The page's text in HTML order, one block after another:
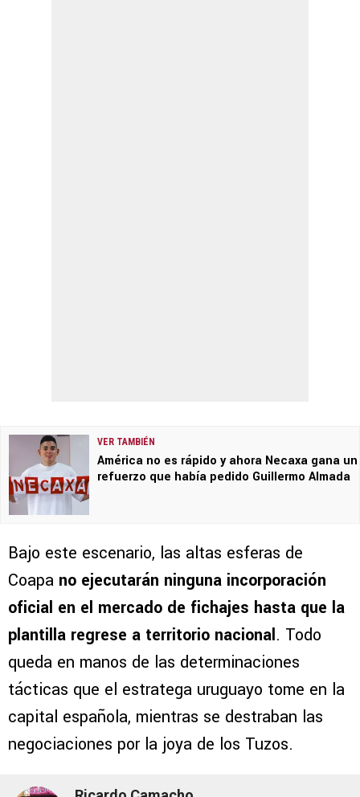
VER TAMBIÉN
América no es rápido y ahora Necaxa gana un
refuerzo que había pedido Guillermo Almada
Bajo este escenario, las altas esferas de
Coapa no ejecutarán ninguna incorporación
oficial en el mercado de fichajes hasta que la
plantilla regrese a territorio nacional. Todo
queda en manos de las determinaciones
tácticas que el estratega uruguayo tome en la
capital española, mientras se destraban las
negociaciones por la joya de los Tuzos.